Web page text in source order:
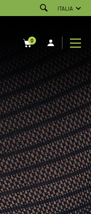
ITALIA
0